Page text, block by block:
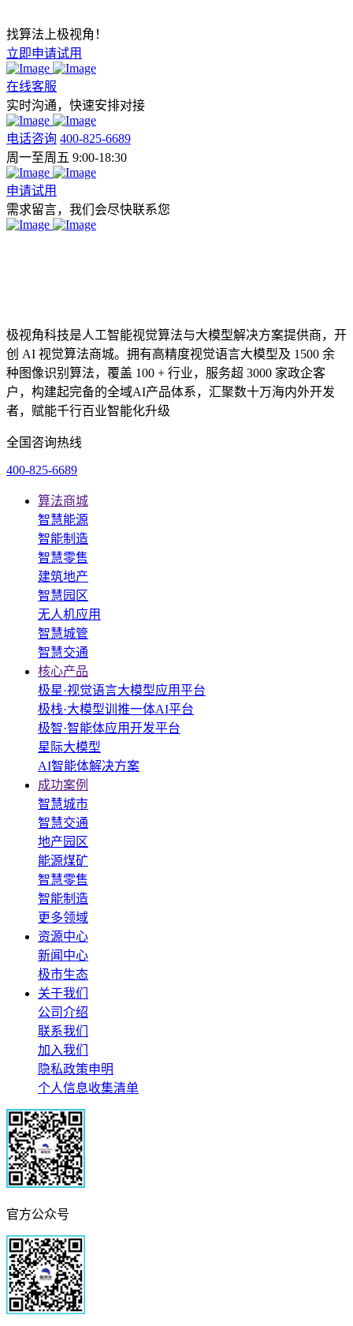
找算法上极视角！
立即申请试用
在线客服
实时沟通，快速安排对接
电话咨询 400-825-6689
周一至周五 9:00-18:30
申请试用
需求留言，我们会尽快联系您
极视角科技是人工智能视觉算法与大模型解决方案提供商，开
创 AI 视觉算法商城。拥有高精度视觉语言大模型及 1500 余
种图像识别算法，覆盖 100 + 行业，服务超 3000 家政企客
户，构建起完备的全域AI产品体系，汇聚数十万海内外开发
者，赋能千行百业智能化升级
全国咨询热线
400-825-6689
算法商城
智慧能源
智能制造
智慧零售
建筑地产
智慧园区
无人机应用
智慧城管
智慧交通
核心产品
极星·视觉语言大模型应用平台
极栈·大模型训推一体AI平台
极智·智能体应用开发平台
星际大模型
AI智能体解决方案
成功案例
智慧城市
智慧交通
地产园区
能源煤矿
智慧零售
智能制造
更多领域
资源中心
新闻中心
极市生态
关于我们
公司介绍
联系我们
加入我们
隐私政策申明
个人信息收集清单
官方公众号